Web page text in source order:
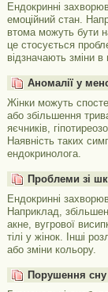
Ендокринні
емоційний стан.
втома можуть бути
це стосується
відзначають зміни в
Аномалії у
Жінки можуть
або збільшення
яєчників,
Наявність таких
ендокринолога.
Проблеми зі
Ендокринні
Наприклад,
акне, вугрової
тілі у жінок. Інші
або зміни кольору.
Порушення сну